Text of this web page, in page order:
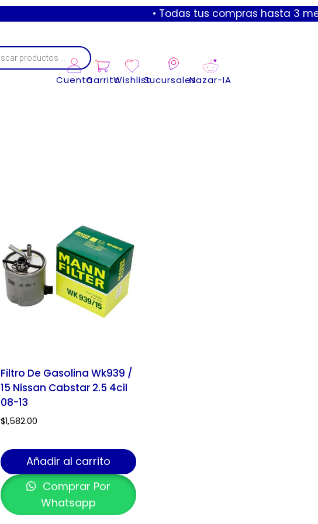
• Todas tus compras hasta 3
CuentaCarritoWishlistSucursalesNazar-IA
Filtro De Gasolina Wk939 /
15 Nissan Cabstar 2.5 4cil
08-13
$1,582.00
Añadir al carrito
Comprar Por
Whatsapp